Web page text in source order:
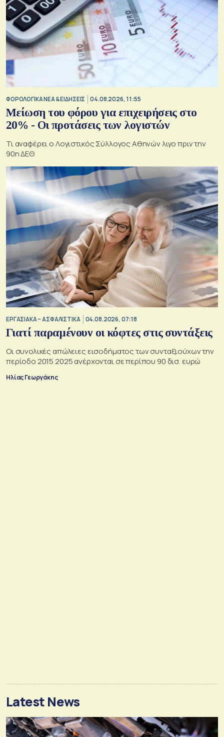
ΦΟΡΟΛΟΓΙΚΑ ΝΕΑ & EΙΔΗΣΕΙΣ 04.08.2026, 11:55
Μείωση του φόρου για επιχειρήσεις στο
20% - Οι προτάσεις των λογιστών
Τι αναφέρει ο Λογιστικός Σύλλογος Αθηνών λιγο πριν την
90η ΔΕΘ
ΕΡΓΑΣΙΑΚΑ – ΑΣΦΑΛΙΣΤΙΚΑ 04.08.2026, 07:18
Γιατί παραμένουν οι κόφτες στις συντάξεις
Οι συνολικές απώλειες εισοδήματος των συνταξιούχων την
περίοδο 2015 2025 ανέρχονται σε περίπου 90 δισ. ευρώ
Ηλίας Γεωργάκης
Latest News